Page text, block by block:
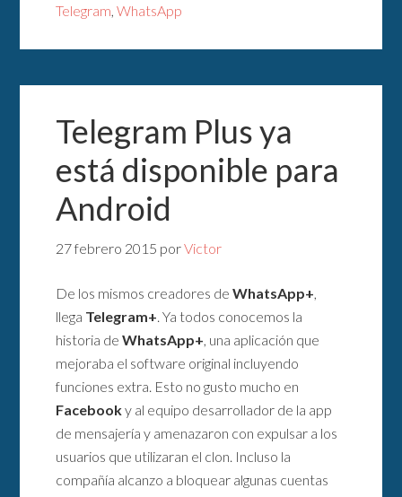
Telegram ,WhatsApp
Telegram Plus ya
está disponible para
Android
27 febrero 2015 porVictor
De los mismos creadores deWhatsApp+
llega Telegram+ . Ya todos conocemos la
historia deWhatsApp+ , una aplicación que
mejoraba el software original incluyendo
funciones extra. Esto no gusto mucho en
Facebooky al equipo desarrollador de la app
de mensajería y amenazaron con expulsar a los
usuarios que utilizaran el clon. Incluso la
compañía alcanzo a bloquear algunas cuentas